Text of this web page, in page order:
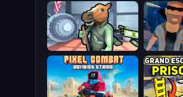
Bank Robbery